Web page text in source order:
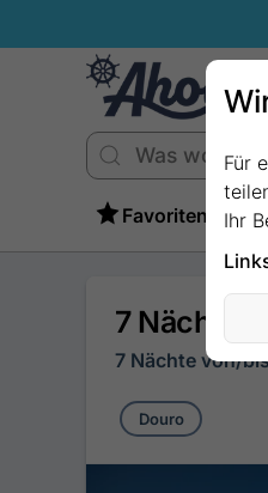
Favoriten
7 Nächte -
7 Nächte von/
Douro
Für
Ihr